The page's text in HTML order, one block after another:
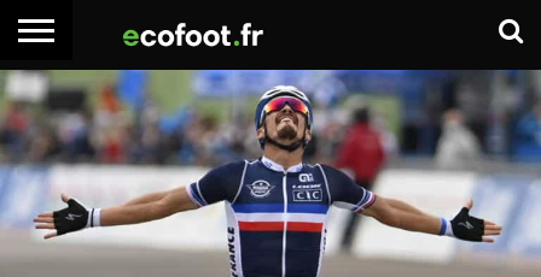
ACCUEIL
ARTICLES
PREMIUM
ADHÉSION
PREMIUM
CONNECTER
EMPLOI
BOITE
À
OUTILS